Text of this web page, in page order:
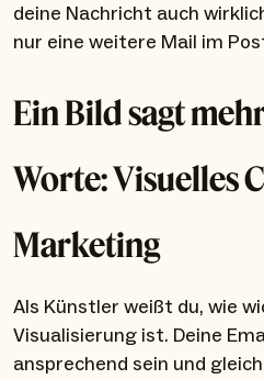
deine Nachricht auch
nur eine weitere Mail im
Ein Bild sagt
Worte: Visuelles
Marketing
Als Künstler weißt du, wie
Visualisierung ist. Deine
ansprechend sein und